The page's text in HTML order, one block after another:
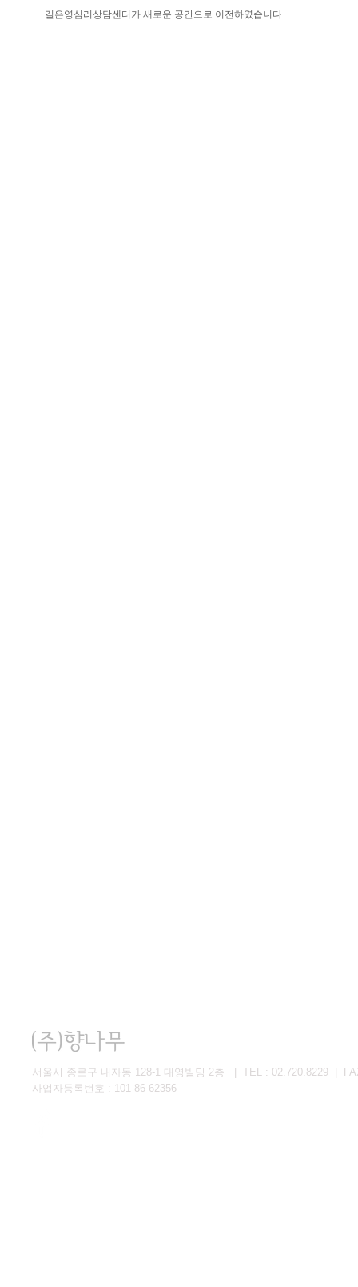
길은영심리상담센터가 새로운 공간으로 이전하였습니다.
서울시 종로구 내자동 128-1 대영빌딩 2층 | TEL : 02.720.8229 |
사업자등록번호 : 101-86-62356